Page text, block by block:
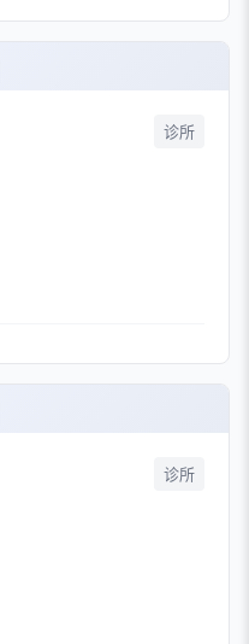
诊所
诊所